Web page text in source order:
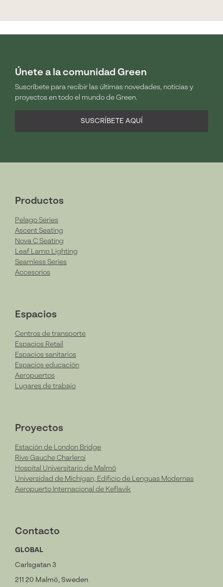
Únete a la comunidad Green
Suscríbete para recibir las últimas novedades, notícias y
proyectos en todo el mundo de Green.
SUSCRÍBETE AQUÍ
Productos
Pelago Series
Ascent Seating
Nova C Seating
Leaf Lamp Lighting
Seamless Series
Accesorios
Espacios
Centros de transporte
Espacios Retail
Espacios sanitarios
Espacios educación
Aeropuertos
Lugares de trabajo
Proyectos
Estación de London Bridge
Rive Gauche Charleroi
Hospital Universitario de Malmö
Universidad de Michigan, Edificio de Lenguas Modernas
Aeropuerto Internacional de Keflavik
Contacto
GLOBAL
Carlsgatan 3
211 20 Malmö, Sweden